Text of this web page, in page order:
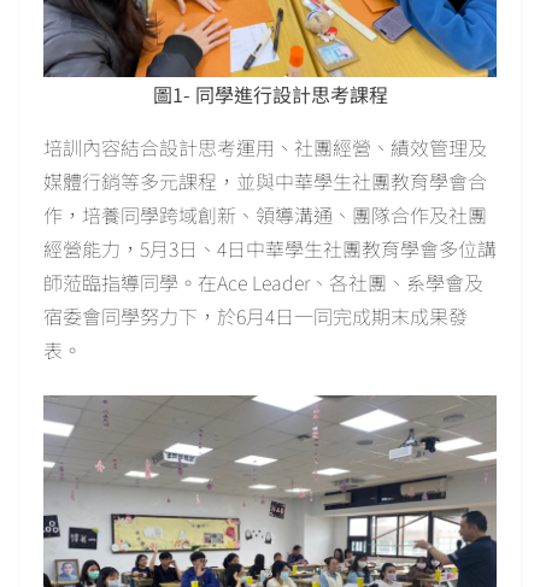
圖1- 同學進行設計思考課程
培訓內容結合設計思考運用、社團經營、績效管理及
媒體行銷等多元課程，並與中華學生社團教育學會合
作，培養同學跨域創新、領導溝通、團隊合作及社團
經營能力，5月3日、4日中華學生社團教育學會多位講
師蒞臨指導同學。在Ace Leader、各社團、系學會及
宿委會同學努力下，於6月4日一同完成期末成果發
表。